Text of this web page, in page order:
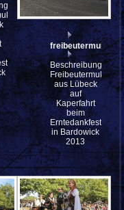
Beschreibung:
Freibeutermukke
aus Lübeck
auf
Kaperfahrt
beim
Erntedankfest
in Bardowick
2013